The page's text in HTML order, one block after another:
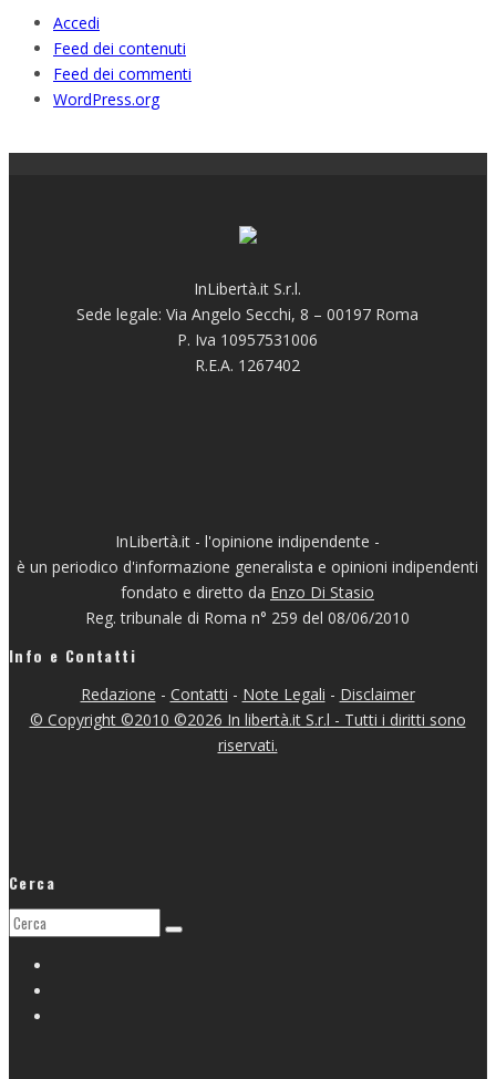
Accedi
Feed dei contenuti
Feed dei commenti
WordPress.org
InLibertà.it S.r.l.
Sede legale: Via Angelo Secchi, 8 – 00197 Roma
P. Iva 10957531006
R.E.A. 1267402
InLibertà.it - l'opinione indipendente -
è un periodico d'informazione generalista e opinioni indipendenti
fondato e diretto da Enzo Di Stasio
Reg. tribunale di Roma n° 259 del 08/06/2010
Info e Contatti
Redazione - Contatti - Note Legali - Disclaimer
© Copyright ©2010 ©2026 In libertà.it S.r.l - Tutti i diritti sono
riservati.
Cerca